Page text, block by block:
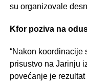
su organizovale
Kfor poziva na
“Nakon koordinacije
prisustvo na Jarinju
povećanje je